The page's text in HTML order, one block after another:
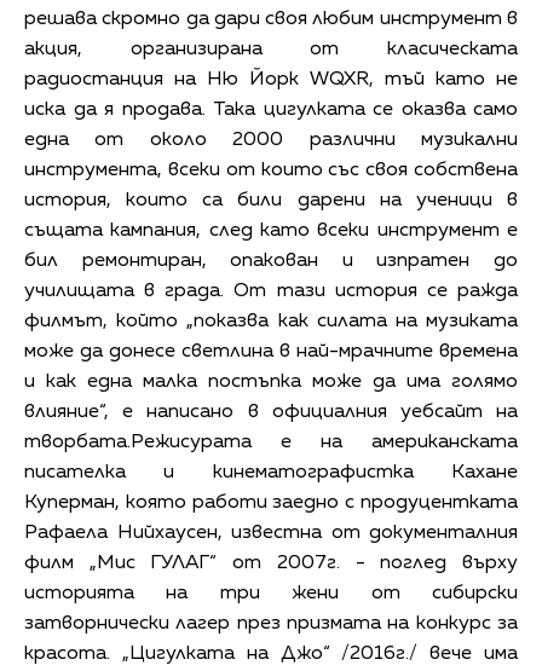
решава скромно да дари своя любим инструмент в
акция, организирана от класическата
радиостанция на Ню Йорк WQXR, тъй като не
иска да я продава. Така цигулката се оказва само
една от около 2000 различни музикални
инструмента, всеки от които със своя собствена
история, които са били дарени на ученици в
същата кампания, след като всеки инструмент е
бил ремонтиран, опакован и изпратен до
училищата в града. От тази история се ражда
филмът, който „показва как силата на музиката
може да донесе светлина в най-мрачните времена
и как една малка постъпка може да има голямо
влияние“, е написано в официалния уебсайт на
творбата.Режисурата е на американската
писателка и кинематографистка Кахане
Куперман, която работи заедно с продуцентката
Рафаела Нийхаусен, известна от документалния
филм „Мис ГУЛАГ“ от 2007г. - поглед върху
историята на три жени от сибирски
затворнически лагер през призмата на конкурс за
красота. „Цигулката на Джо“ /2016г./ вече има